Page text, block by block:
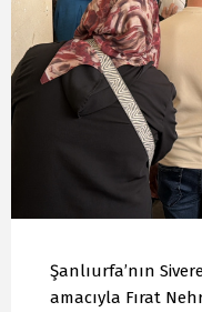
Şanlıurfa’nın
amacıyla Fırat